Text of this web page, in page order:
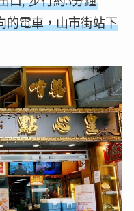
的電車，山市街站下